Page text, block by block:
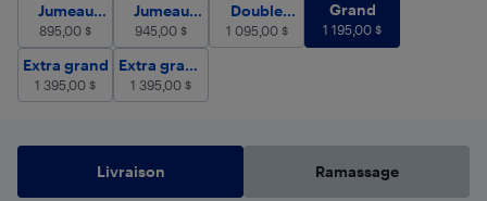
Jumeau (Simple) 895,00$
Jumeau
(Simple)
895,00 $
Jumeau extra grand (Simple extra grand)
Jumeau
extra grand
(Simple
extra grand)
945,00 $
Double (Pleine grandeur)
Double
(Pleine
grandeur)
1 095,00$
Grand
Grand
1 195,00 $
Extra grand1 395,00
Extra grand
1 395,00 $
Extra grand californien
Extra grand
californien
1 395,00 $
Livraison Ramassage